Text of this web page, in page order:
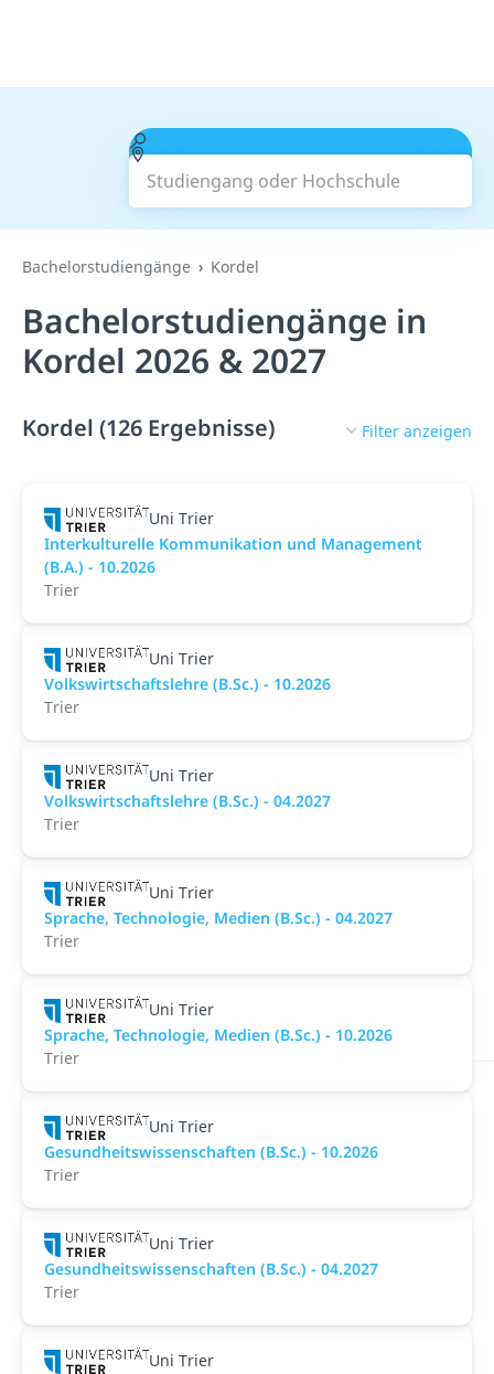
Studiengang oder Hochschule
Suchen
Bachelorstudiengänge Kordel
Bachelorstudiengänge in
Kordel 2026 & 2027
Kordel (126 Ergebnisse) Filter anzeigen
Uni Trier
Interkulturelle Kommunikation und Management
(B.A.) - 10.2026
Trier
Uni Trier
Volkswirtschaftslehre (B.Sc.) - 10.2026
Trier
Uni Trier
Volkswirtschaftslehre (B.Sc.) - 04.2027
Trier
Uni Trier
Sprache, Technologie, Medien (B.Sc.) - 04.2027
Trier
Uni Trier
Sprache, Technologie, Medien (B.Sc.) - 10.2026
Trier
Uni Trier
Gesundheitswissenschaften (B.Sc.) - 10.2026
Trier
Uni Trier
Gesundheitswissenschaften (B.Sc.) - 04.2027
Trier
Uni Trier